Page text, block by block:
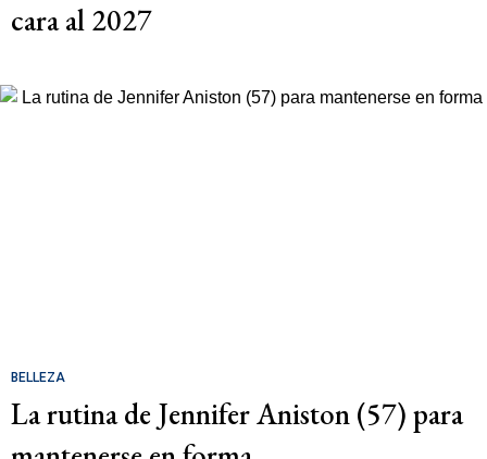
cara al 2027
BELLEZA
La rutina de Jennifer Aniston (57) para